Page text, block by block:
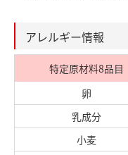
アレルギー情報
特定原材料8品目
卵
乳成分
小麦